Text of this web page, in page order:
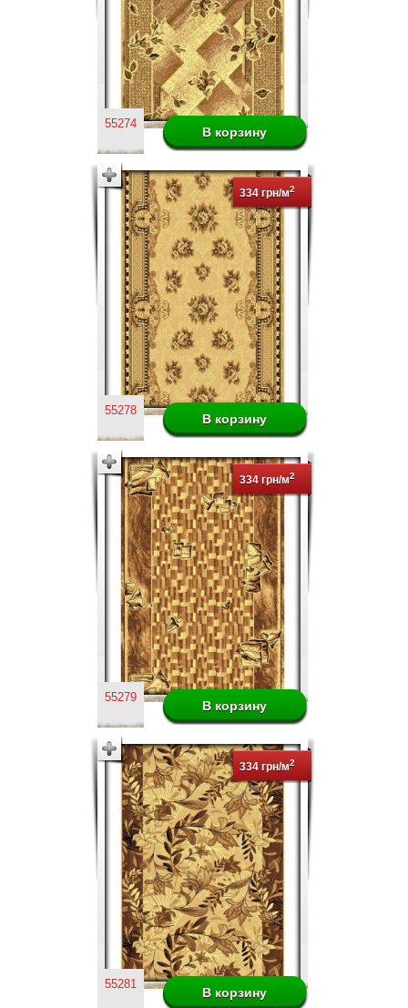
55274
334 грн/м2
55278
334 грн/м2
55279
334 грн/м2
55281